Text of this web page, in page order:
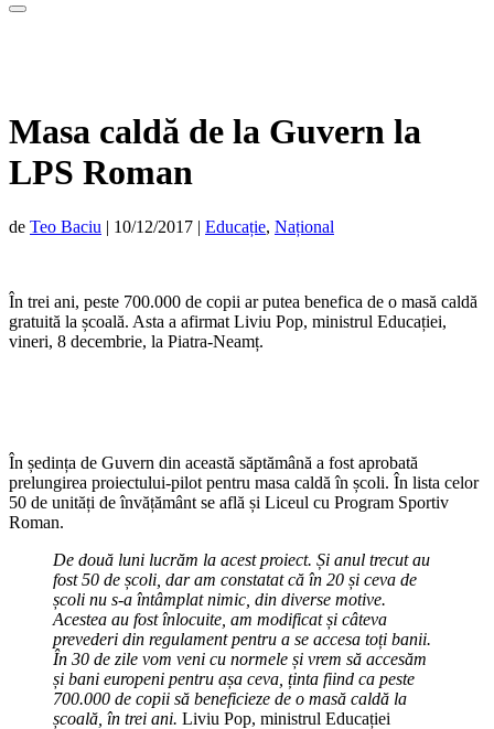
Masa caldă de la Guvern la
LPS Roman
de Teo Baciu | 10/12/2017 | Educație, Național
În trei ani, peste 700.000 de copii ar putea benefica de o masă caldă
gratuită la școală. Asta a afirmat Liviu Pop, ministrul Educației,
vineri, 8 decembrie, la Piatra-Neamț.
În ședința de Guvern din această săptămână a fost aprobată
prelungirea proiectului-pilot pentru masa caldă în școli. În lista celor
50 de unități de învățământ se află și Liceul cu Program Sportiv
Roman.
De două luni lucrăm la acest proiect. Și anul trecut au
fost 50 de școli, dar am constatat că în 20 și ceva de
școli nu s-a întâmplat nimic, din diverse motive.
Acestea au fost înlocuite, am modificat și câteva
prevederi din regulament pentru a se accesa toți banii.
În 30 de zile vom veni cu normele și vrem să accesăm
și bani europeni pentru așa ceva, ținta fiind ca peste
700.000 de copii să beneficieze de o masă caldă la
școală, în trei ani. Liviu Pop, ministrul Educației